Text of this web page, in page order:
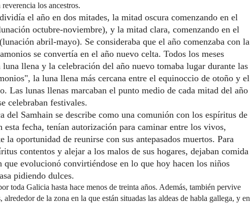
los ancestros.
el año en dos mitades, la mitad oscura comenzando en el
octubre-noviembre), y la mitad clara, comenzando en el
(lunación abril-mayo). Se consideraba que el año comenzaba con la
se convertía en el año nuevo celta. Todos los meses
luna llena y la celebración del año nuevo tomaba lugar durante las
la luna llena más cercana entre el equinoccio de otoño y el
Las lunas llenas marcaban el punto medio de cada mitad del año
celebraban festivales.
del Samhain se describe como una comunión con los espíritus de
esta fecha, tenían autorización para caminar entre los vivos,
la oportunidad de reunirse con sus antepasados muertos. Para
contentos y alejar a los malos de sus hogares, dejaban comida
que evolucionó convirtiéndose en lo que hoy hacen los niños
pidiendo dulces.
toda Galicia hasta hace menos de treinta años. Además, también pervive
alrededor de la zona en la que están situadas las aldeas de habla gallega, y en